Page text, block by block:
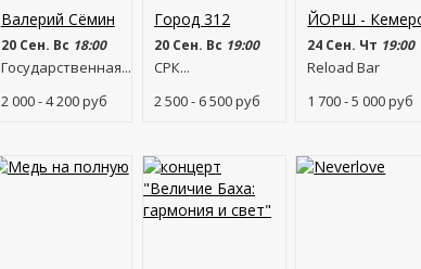
Валерий Сёмин
20 Сен. Вс 18:00
Государственная...
2 000 - 4 200руб
Город 312
20 Сен. Вс 19:00
СРК...
2 500 - 6 500руб
ЙОРШ -
24 Сен. Чт 19:00
Reload Bar
1 700 - 5 000руб